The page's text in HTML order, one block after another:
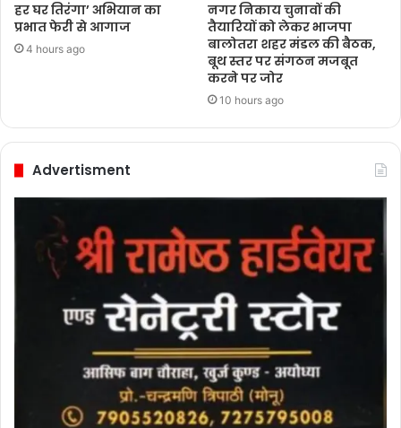
हर घर तिरंगा’ अभियान का
प्रभात फेरी से आगाज
4 hours ago
नगर निकाय चुनावों की
तैयारियों को लेकर भाजपा
बालोतरा शहर मंडल की बैठक,
बूथ स्तर पर संगठन मजबूत
करने पर जोर
10 hours ago
Advertisment